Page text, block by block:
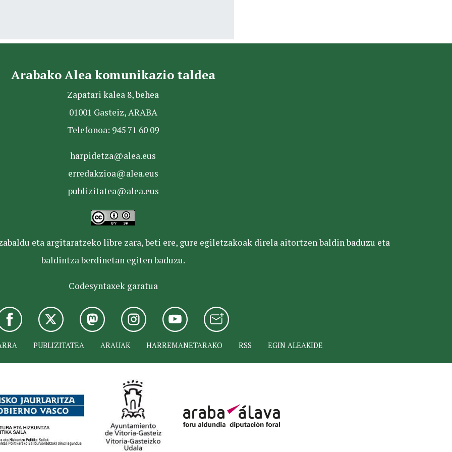
Arabako Alea komunikazio taldea
Zapatari kalea 8, behea
01001 Gasteiz, ARABA
Telefonoa: 945 71 60 09
harpidetza@alea.eus
erredakzioa@alea.eus
publizitatea@alea.eus
eta argitaratzeko libre zara, beti ere, gure egiletzakoak direla aitortzen baldin baduzu eta
baldintza berdinetan egiten baduzu.
Codesyntaxek garatua
PUBLIZITATEA ARAUAK HARREMANETARAKO RSS EGIN ALEAKIDE